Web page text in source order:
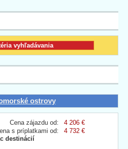
ostrovy
Cena zájazdu od:
4 206 €
s príplatkami od:
4 732 €
destinácií